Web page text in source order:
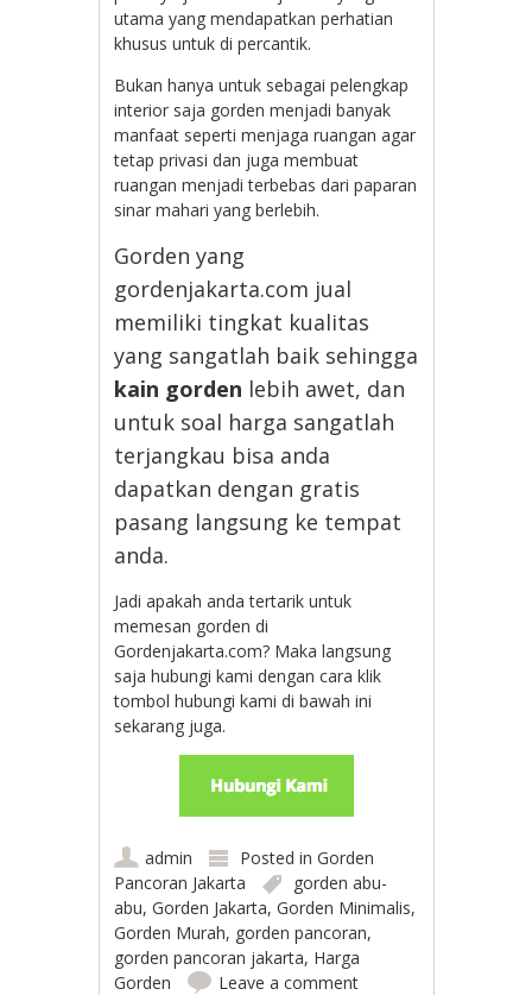
utama yang mendapatkan perhatian
khusus untuk di percantik.
Bukan hanya untuk sebagai pelengkap
interior saja gorden menjadi banyak
manfaat seperti menjaga ruangan agar
tetap privasi dan juga membuat
ruangan menjadi terbebas dari paparan
sinar mahari yang berlebih.
Gorden yang
gordenjakarta.com jual
memiliki tingkat kualitas
yang sangatlah baik sehingga
kain gorden lebih awet, dan
untuk soal harga sangatlah
terjangkau bisa anda
dapatkan dengan gratis
pasang langsung ke tempat
anda.
Jadi apakah anda tertarik untuk
memesan gorden di
Gordenjakarta.com? Maka langsung
saja hubungi kami dengan cara klik
tombol hubungi kami di bawah ini
sekarang juga.
admin Posted inGorden
Pancoran Jakarta
gorden abu-
abu,Gorden Jakarta,Gorden Minimalis,
Gorden Murah, gorden pancoran,
gorden pancoran jakarta, Harga
Gorden
Leave a comment